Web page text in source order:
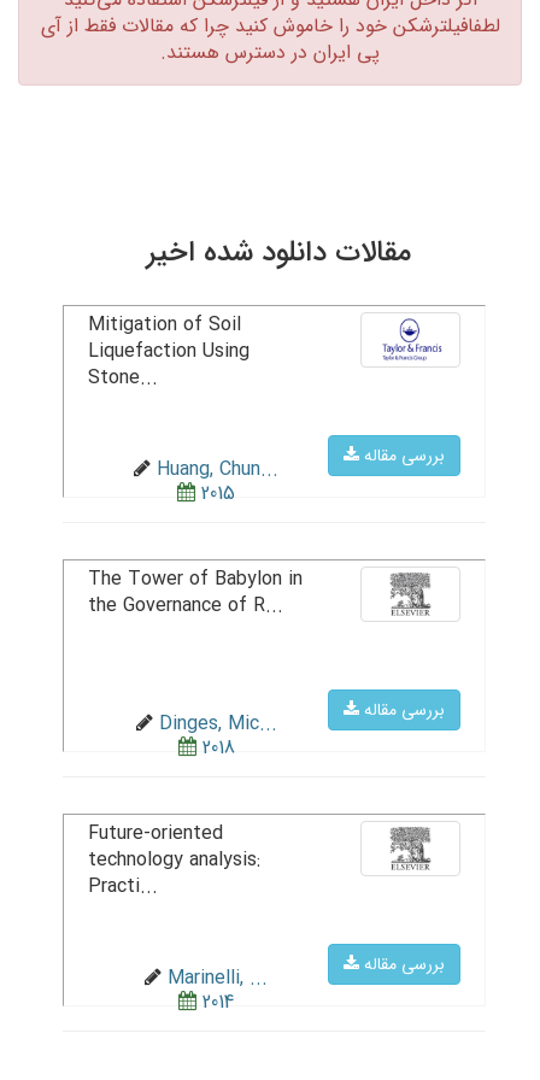
لطفافیلترشکن خود را خاموش کنید چرا که مقالات فقط از آی
پی ایران در دسترس هستند.‏
مقالات دانلود شده اخیر
بررسی مقاله
Mitigation of Soil
Liquefaction Using
Stone...
Huang, Chun...
2015
بررسی مقاله
The Tower of Babylon in
the Governance of R...
Dinges, Mic...
2018
بررسی مقاله
Future-oriented
technology analysis:
Practi...
Marinelli, ...
2014